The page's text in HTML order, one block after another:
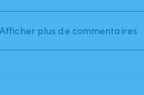
Afficher plus de commentaires